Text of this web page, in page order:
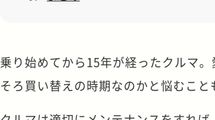
乗り始めてから15年が経ったクルマ
そろ買い替えの時期なのかと悩むこと